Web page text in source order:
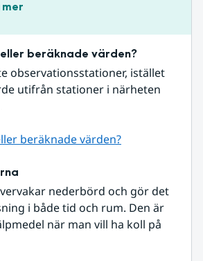
beräknade värden?
observationsstationer, istället
utifrån stationer i närheten
beräknade värden?
nederbörd och gör det
i både tid och rum. Den är
när man vill ha koll på